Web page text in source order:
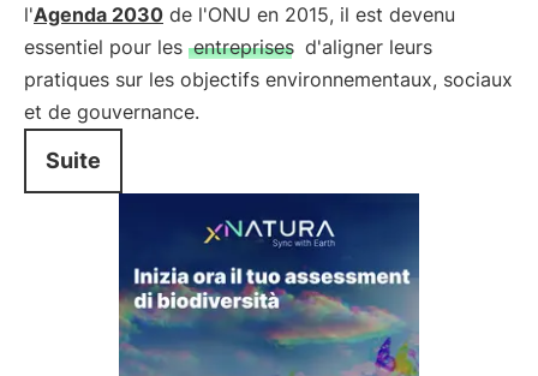
l'Agenda 2030 de l'ONU en 2015, il est devenu
essentiel pour les entreprises d'aligner leurs
pratiques sur les objectifs environnementaux, sociaux
et de gouvernance.
Suite